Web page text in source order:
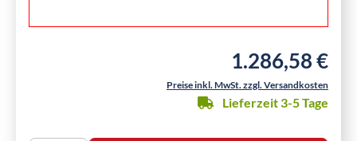
Regulärer Preis:
1.286,58 €
Preise inkl. MwSt. zzgl. Versandkosten
Lieferzeit 3-5 Tage